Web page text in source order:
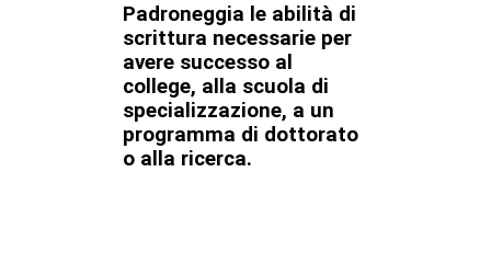
Padroneggia le abilità di
scrittura necessarie per
avere successo al
college, alla scuola di
specializzazione, a un
programma di dottorato
o alla ricerca.